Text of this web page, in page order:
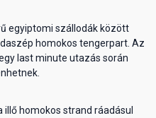
egyiptomi szállodák között
homokos tengerpart. Az
last minute utazás során
homokos strand ráadásul